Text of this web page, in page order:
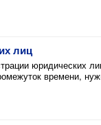
лиц
юридических
времени,